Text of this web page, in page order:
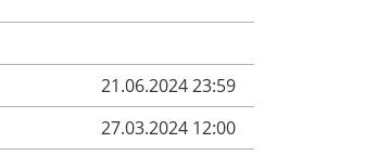
21.06.2024 23:59
27.03.2024 12:00